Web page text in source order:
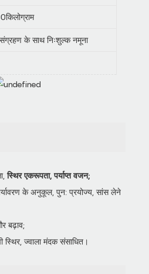
के साथ निःशुल्क नमूना
स्थिर एकरूपता, पर्याप्त वजन;
के अनुकूल, पुन: प्रयोज्य, सांस लेने
बढ़ाव;
स्थिर, ज्वाला मंदक संसाधित।